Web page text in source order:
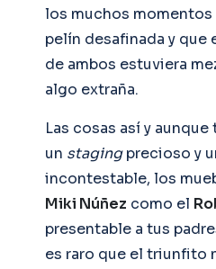
los muchos momentos
pelín desafinada y que
de ambos estuviera
algo extraña.
Las cosas así y
un stagingprecioso y
incontestable, los
Miki Núñez como el
presentable a tus
es raro que el triunfito